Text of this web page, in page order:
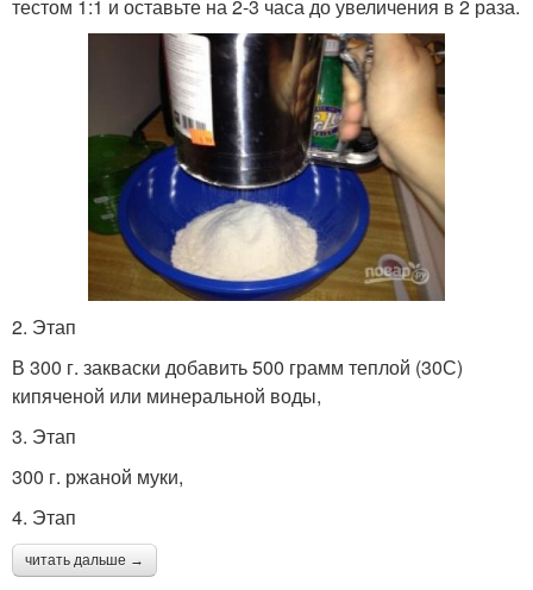
тестом 1:1 и оставьте на 2-3 часа до увеличения в 2 раза.
2. Этап
В 300 г. закваски добавить 500 грамм теплой (30С)
кипяченой или минеральной воды,
3. Этап
300 г. ржаной муки,
4. Этап
читать дальше →